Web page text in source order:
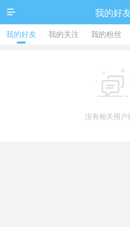
 我的好
我的好友 我的关注 我的粉丝
没有相关用户